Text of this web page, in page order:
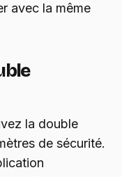
avec la même
la double
de sécurité.